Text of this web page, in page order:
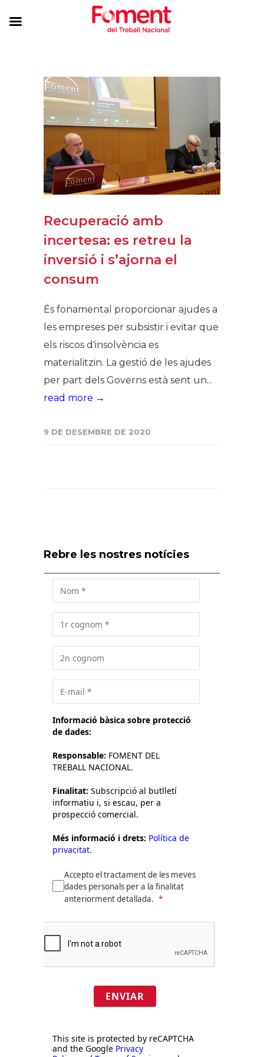
Recuperació amb
incertesa: es retreu la
inversió i s’ajorna el
consum
És fonamental proporcionar ajudes a
les empreses per subsistir i evitar que
els riscos d'insolvència es
materialitzin. La gestió de les ajudes
per part dels Governs està sent un...
read more →
9 DE DESEMBRE DE 2020
Rebre les nostres notícies
Informació bàsica sobre protecció
de dades:
Responsable: FOMENT DEL
TREBALL NACIONAL.
Finalitat: Subscripció al butlletí
informatiu i, si escau, per a
prospecció comercial.
Més informació i drets: Política de
privacitat.
Accepto el tractament de les meves
dades personals per a la finalitat
anteriorment detallada.
ENVIAR
This site is protected by reCAPTCHA
and the Google Privacy